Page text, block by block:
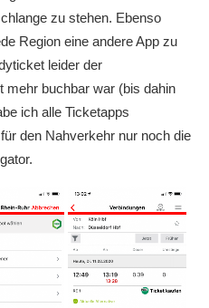
zu stehen. Ebenso
Region eine andere App zu
leider der
mehr buchbar war (bis dahin
ich alle Ticketapps
den Nahverkehr nur noch die